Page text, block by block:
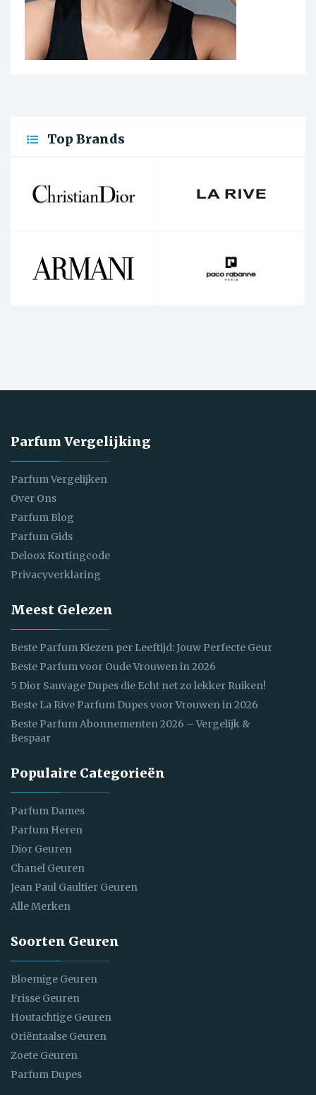
Top Brands
Parfum Vergelijking
Parfum Vergelijken
Over Ons
Parfum Blog
Parfum Gids
Deloox Kortingcode
Privacyverklaring
Meest Gelezen
Beste Parfum Kiezen per Leeftijd: Jouw Perfecte Geur
Beste Parfum voor Oude Vrouwen in 2026
5 Dior Sauvage Dupes die Echt net zo lekker Ruiken!
Beste La Rive Parfum Dupes voor Vrouwen in 2026
Beste Parfum Abonnementen 2026 – Vergelijk &
Bespaar
Populaire Categorieën
Parfum Dames
Parfum Heren
Dior Geuren
Chanel Geuren
Jean Paul Gaultier Geuren
Alle Merken
Soorten Geuren
Bloemige Geuren
Frisse Geuren
Houtachtige Geuren
Oriëntaalse Geuren
Zoete Geuren
Parfum Dupes